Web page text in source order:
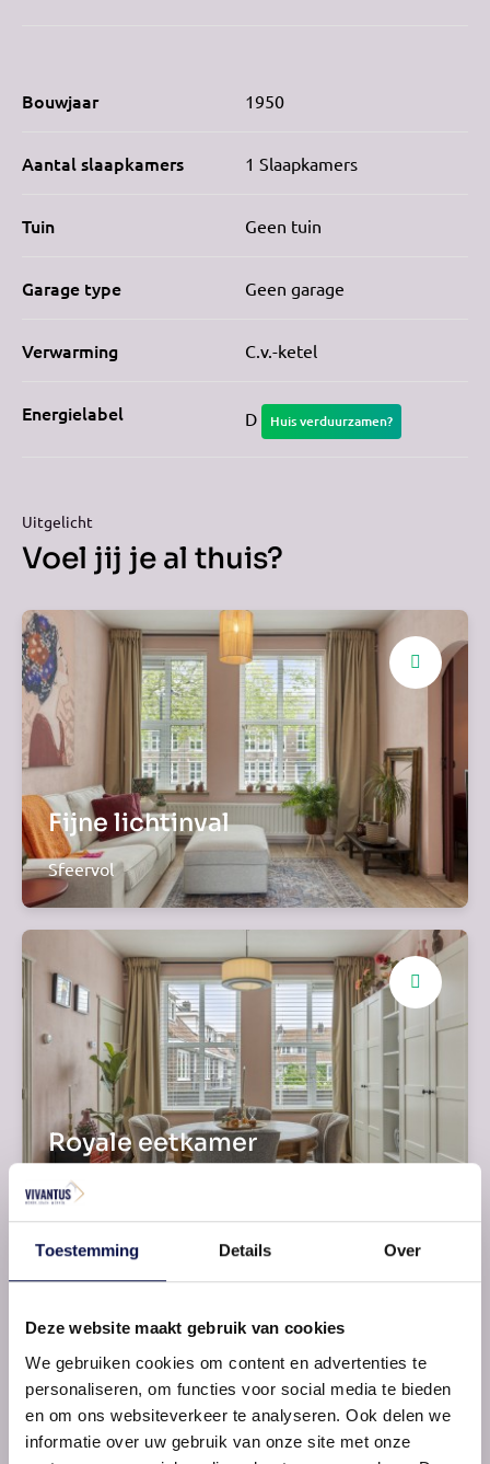
Toestemming Details Over
Deze website maakt gebruik van cookies
We gebruiken cookies om content en advertenties te
personaliseren, om functies voor social media te bieden
en om ons websiteverkeer te analyseren. Ook delen we
informatie over uw gebruik van onze site met onze
Bouwjaar 1950
Aantal slaapkamers 1 Slaapkamers
Tuin Geen tuin
Garage type Geen garage
Verwarming C.v.-ketel
Energielabel D Huis verduurzamen?
Uitgelicht
Voel jij je al thuis?
Fijne lichtinval
Sfeervol
Royale eetkamer
En-suite deuren